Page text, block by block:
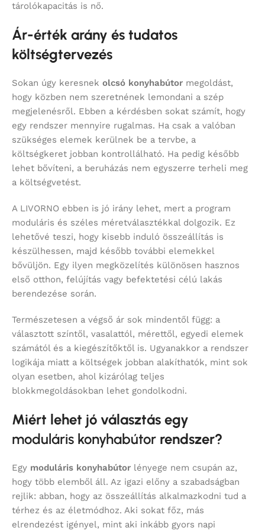
tárolókapacitás is nő.
Ár-érték arány és tudatos
költségtervezés
Sokan úgy keresnek olcsó konyhabútor megoldást,
hogy közben nem szeretnének lemondani a szép
megjelenésről. Ebben a kérdésben sokat számít, hogy
egy rendszer mennyire rugalmas. Ha csak a valóban
szükséges elemek kerülnek be a tervbe, a
költségkeret jobban kontrollálható. Ha pedig később
lehet bővíteni, a beruházás nem egyszerre terheli meg
a költségvetést.
A LIVORNO ebben is jó irány lehet, mert a program
moduláris és széles méretválasztékkal dolgozik. Ez
lehetővé teszi, hogy kisebb induló összeállítás is
készülhessen, majd később további elemekkel
bővüljön. Egy ilyen megközelítés különösen hasznos
első otthon, felújítás vagy befektetési célú lakás
berendezése során.
Természetesen a végső ár sok mindentől függ: a
választott színtől, vasalattól, mérettől, egyedi elemek
számától és a kiegészítőktől is. Ugyanakkor a rendszer
logikája miatt a költségek jobban alakíthatók, mint sok
olyan esetben, ahol kizárólag teljes
blokkmegoldásokban lehet gondolkodni.
Miért lehet jó választás egy
moduláris konyhabútor rendszer?
Egy moduláris konyhabútor lényege nem csupán az,
hogy több elemből áll. Az igazi előny a szabadságban
rejlik: abban, hogy az összeállítás alkalmazkodni tud a
térhez és az életmódhoz. Aki sokat főz, más
elrendezést igényel, mint aki inkább gyors napi